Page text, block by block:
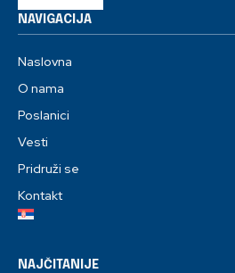
NAVIGACIJA
Naslovna
O nama
Poslanici
Vesti
Pridruži se
Kontakt
NAJČITANIJE